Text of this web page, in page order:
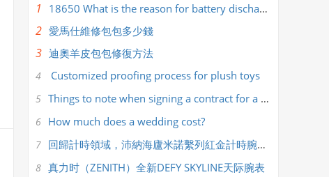
1
18650 What is the reason for battery discharge and heating
2 ​愛馬仕維修包包多少錢
3 ​迪奧羊皮包包修復方法
4 Customized proofing process for plush toys
5 Things to note when signing a contract for a wedding company
6 How much does a wedding cost?
7 回歸計時領域，沛納海廬米諾繫列紅金計時腕錶PAM01111
8 真力时（ZENITH）全新DEFY SKYLINE天际腕表